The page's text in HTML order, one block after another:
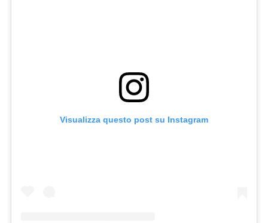
Visualizza questo post su Instagram